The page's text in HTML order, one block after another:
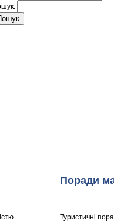
Поради
Туристичні